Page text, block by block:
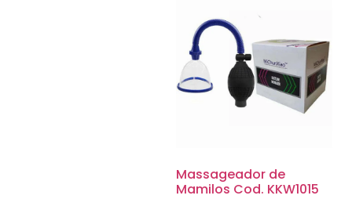
Massageador de
Mamilos Cod. KKW1015